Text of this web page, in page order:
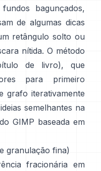
bagunçados,
de algumas dicas
retângulo solto ou
nítida. O método
de livro), que
para primeiro
grafo iterativamente
semelhantes na
GIMP baseada em
granulação fina)
fracionária em